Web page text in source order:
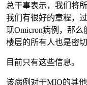
总干事表示，我们将
我们有很好的章程，
现Omicron病例，那
楼层的所有人也是密
目前只有这些信息。
该病例对于MIQ的其他